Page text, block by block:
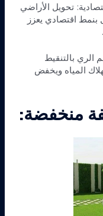
تحويل الأراضي
اقتصادي يعزز
الري بالتنقيط
المياه ويخفض
منخفضة: